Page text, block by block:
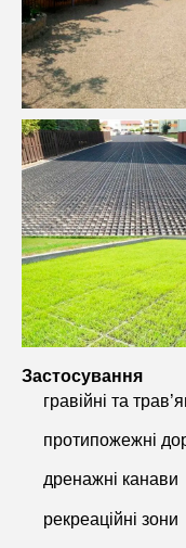
Застосування
гравійні та
протипожежні
дренажні канави
рекреаційні зони